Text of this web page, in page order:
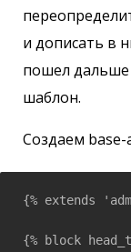
и дописать в
пошел дальше
шаблон.
Создаем
{% extends
{% block